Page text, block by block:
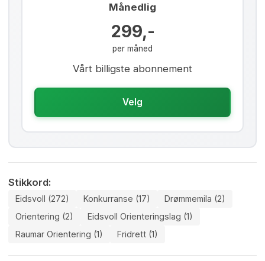
Månedlig
299,-
per måned
Vårt billigste abonnement
Velg
Stikkord:
Eidsvoll (272) Konkurranse (17)
Drømmemila (2)
Orientering (2)
Eidsvoll Orienteringslag (1)
Raumar Orientering (1)
Fridrett (1)